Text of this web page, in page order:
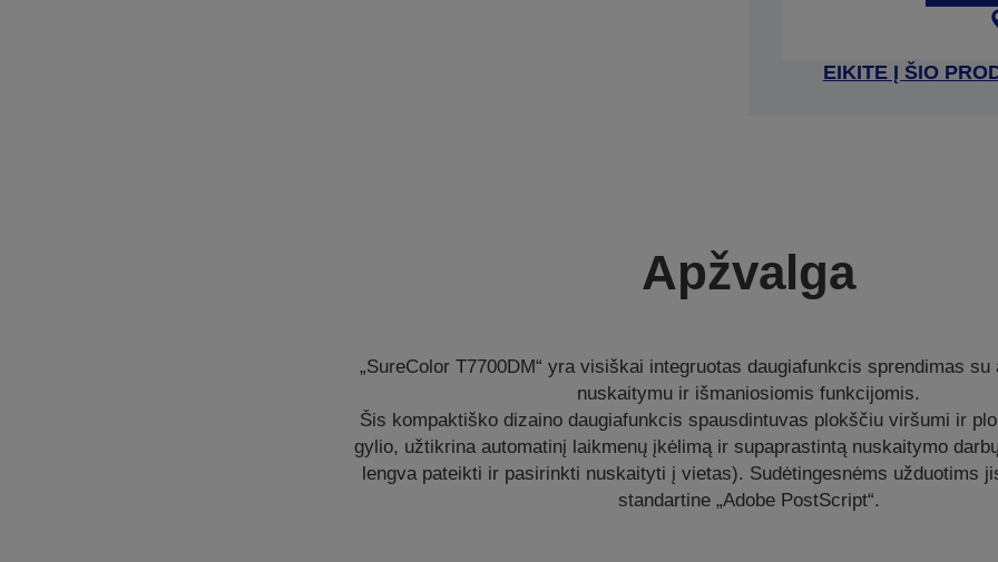
EIKITE Į ŠIO
Apžvalga
„SureColor T7700DM“ yra visiškai integruotas daugiafunkcis sprendimas
nuskaitymu ir išmaniosiomis funkcijomis.
Šis kompaktiško dizaino daugiafunkcis spausdintuvas plokščiu viršumi ir
gylio, užtikrina automatinį laikmenų įkėlimą ir supaprastintą nuskaitymo
lengva pateikti ir pasirinkti nuskaityti į vietas). Sudėtingesnėms užduotims
standartine „Adobe PostScript“.